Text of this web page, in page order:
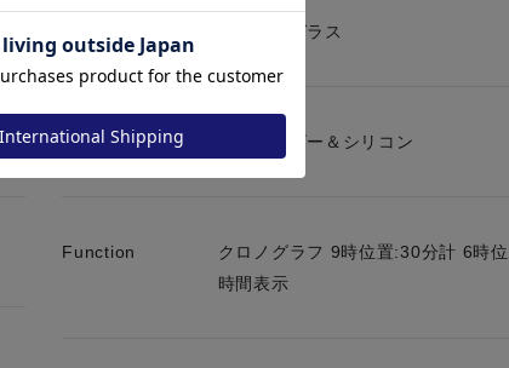
ミネラルガラス
Band カーフレザー＆シリコン
Function
クロノグラフ 9時位置:30分計 6時
時間表示